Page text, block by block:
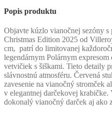
Popis produktu
Objavte kúzlo vianočnej sezóny
Christmas Edition 2025 od
cm, patrí do limitovanej
legendárnym Polárnym
vetvičiek s šiškami. Tieto detaily
slávnostnú atmosféru. Červená
zavesenie na vianočný stromček
v elegantnej darčekovej
dokonalý vianočný darček aj ako